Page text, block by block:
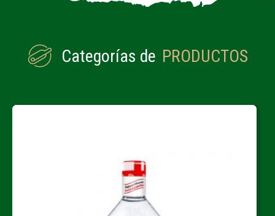
Categorías de PRODUCTOS